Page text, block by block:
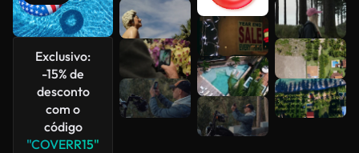
Exclusivo:
-15% de
desconto
com o
código
"COVERR15"
Veja mais